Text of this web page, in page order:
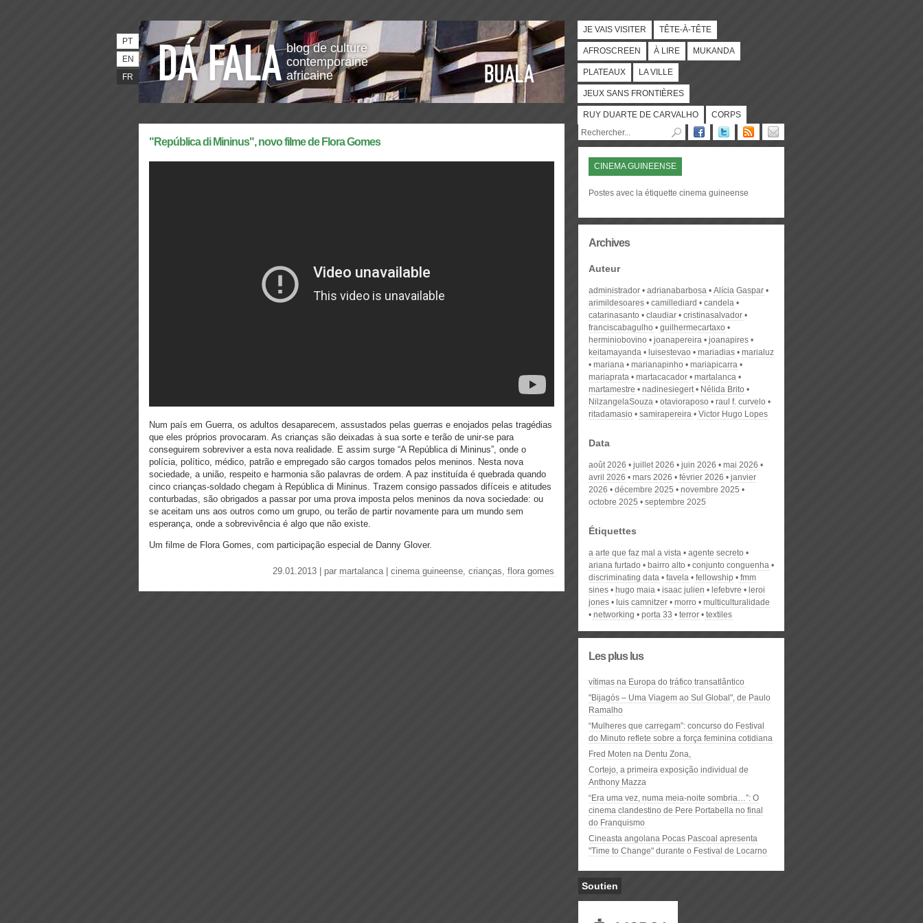
blog de culture
contemporaine
africaine
PT
EN
FR
JE VAIS VISITER TÊTE-À-TÊTE
AFROSCREEN À LIRE MUKANDA
PLATEAUX LA VILLE
JEUX SANS FRONTIÈRES
RUY DUARTE DE CARVALHO CORPS
"República di Mininus", novo filme de Flora Gomes
Num país em Guerra, os adultos desaparecem, assustados pelas guerras e enojados pelas tragédias
que eles próprios provocaram. As crianças são deixadas à sua sorte e terão de unir-se para
conseguirem sobreviver a esta nova realidade. E assim surge “A República di Mininus”, onde o
polícia, político, médico, patrão e empregado são cargos tomados pelos meninos. Nesta nova
sociedade, a união, respeito e harmonia são palavras de ordem. A paz instituída é quebrada quando
cinco crianças-soldado chegam à República di Mininus. Trazem consigo passados difíceis e atitudes
conturbadas, são obrigados a passar por uma prova imposta pelos meninos da nova sociedade: ou
se aceitam uns aos outros como um grupo, ou terão de partir novamente para um mundo sem
esperança, onde a sobrevivência é algo que não existe.
Um filme de Flora Gomes, com participação especial de Danny Glover.
29.01.2013 | par martalanca| cinema guineense, crianças, flora gomes
CINEMA GUINEENSE
Postes avec la étiquette cinema guineense
Archives
Auteur
administrador adrianabarbosa
Alícia Gaspar
arimildesoares
camillediard
candela
catarinasanto
claudiar
cristinasalvador
franciscabagulho
guilhermecartaxo
herminiobovino
joanapereira
joanapires
keitamayanda
luisestevao mariadias
marialuz
mariana
marianapinho
mariapicarra
mariaprata
martacacador
martalanca
martamestre
nadinesiegert
Nélida Brito
NilzangelaSouza
otavioraposo
raul f. curvelo
ritadamasio
samirapereira Victor Hugo Lopes
Data
août 2026 juillet 2026 juin 2026
mai 2026
avril 2026
mars 2026 février 2026
janvier
2026
décembre 2025
novembre 2025
octobre 2025
septembre 2025
Étiquettes
a arte que faz mal a vista
agente secreto
ariana furtado
bairro alto
conjunto conguenha
discriminating data
favela fellowship
fmm
sines
hugo maia isaac julien lefebvre
leroi
jones
luis camnitzer morro
multiculturalidade
networking
porta 33 terror textiles
Les plus lus
vítimas na Europa do tráfico transatlântico
"Bijagós – Uma Viagem ao Sul Global", de Paulo
Ramalho
“Mulheres que carregam”: concurso do Festival
do Minuto reflete sobre a força feminina cotidiana
Fred Moten na Dentu Zona,
Cortejo, a primeira exposição individual de
Anthony Mazza
“Era uma vez, numa meia-noite sombria…”: O
cinema clandestino de Pere Portabella no final
do Franquismo
Cineasta angolana Pocas Pascoal apresenta
"Time to Change" durante o Festival de Locarno
Soutien